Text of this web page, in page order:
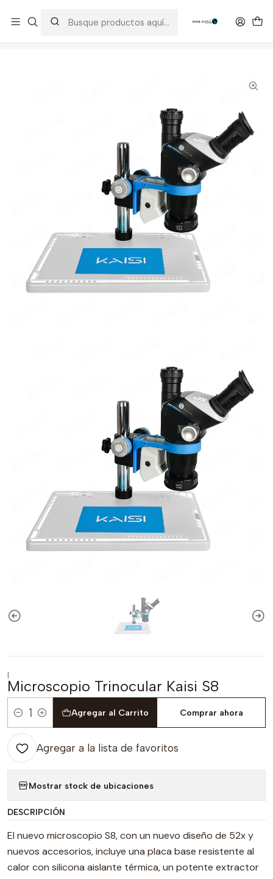
|
Microscopio Trinocular Kaisi S8
Cantidad
Agregar al Carrito Comprar ahora
Agregar a la lista de favoritos
Mostrar stock de ubicaciones
DESCRIPCIÓN
El nuevo microscopio S8, con un nuevo diseño de 52x y
nuevos accesorios, incluye una placa base resistente al
calor con silicona aislante térmica, un potente extractor